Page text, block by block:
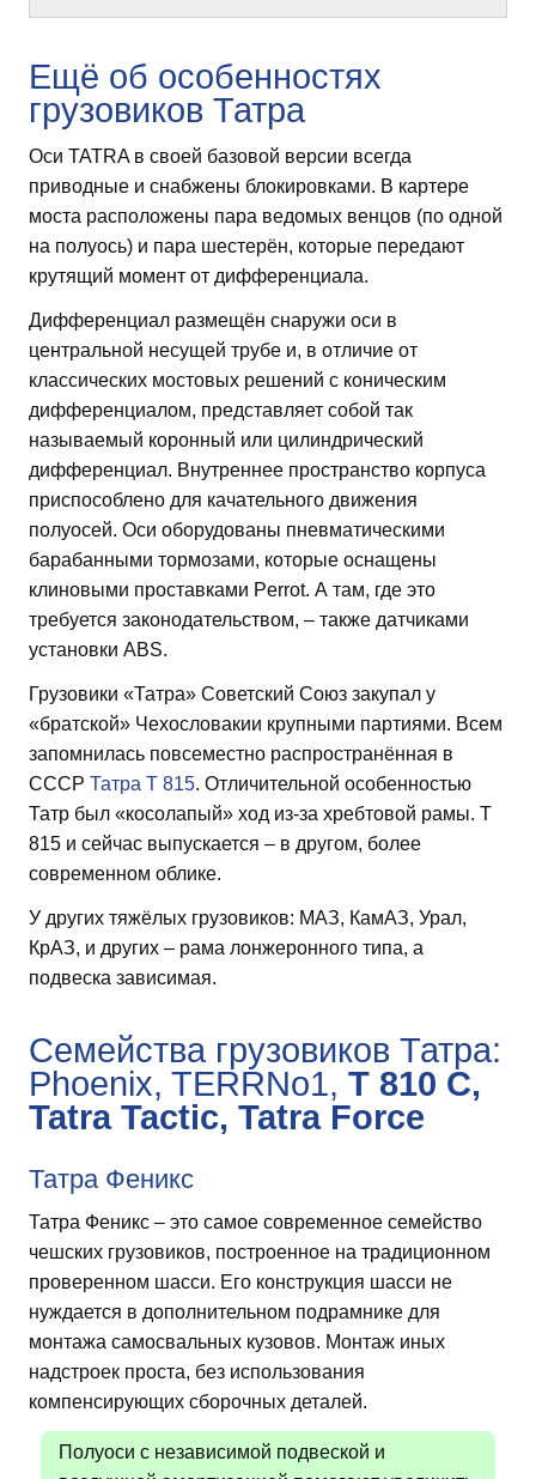
Ещё об особенностях
грузовиков Татра
Оси TATRA в своей базовой версии всегда
приводные и снабжены блокировками. В картере
моста расположены пара ведомых венцов (по одной
на полуось) и пара шестерён, которые передают
крутящий момент от дифференциала.
Дифференциал размещён снаружи оси в
центральной несущей трубе и, в отличие от
классических мостовых решений с коническим
дифференциалом, представляет собой так
называемый коронный или цилиндрический
дифференциал. Внутреннее пространство корпуса
приспособлено для качательного движения
полуосей. Оси оборудованы пневматическими
барабанными тормозами, которые оснащены
клиновыми проставками Perrot. А там, где это
требуется законодательством, – также датчиками
установки ABS.
Грузовики «Татра» Советский Союз закупал у
«братской» Чехословакии крупными партиями. Всем
запомнилась повсеместно распространённая в
СССР Татра Т 815. Отличительной особенностью
Татр был «косолапый» ход из-за хребтовой рамы. Т
815 и сейчас выпускается – в другом, более
современном облике.
У других тяжёлых грузовиков: МАЗ, КамАЗ, Урал,
КрАЗ, и других – рама лонжеронного типа, а
подвеска зависимая.
Семейства грузовиков Татра:
Phoenix, TERRNo1, T 810 C,
Tatra Tactic, Tatra Force
Татра Феникс
Татра Феникс – это самое современное семейство
чешских грузовиков, построенное на традиционном
проверенном шасси. Его конструкция шасси не
нуждается в дополнительном подрамнике для
монтажа самосвальных кузовов. Монтаж иных
надстроек проста, без использования
компенсирующих сборочных деталей.
Полуоси с независимой подвеской и